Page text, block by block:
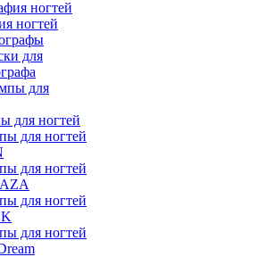
ногтей
для
для ногтей
для ногтей
для ногтей
для ногтей
для ногтей